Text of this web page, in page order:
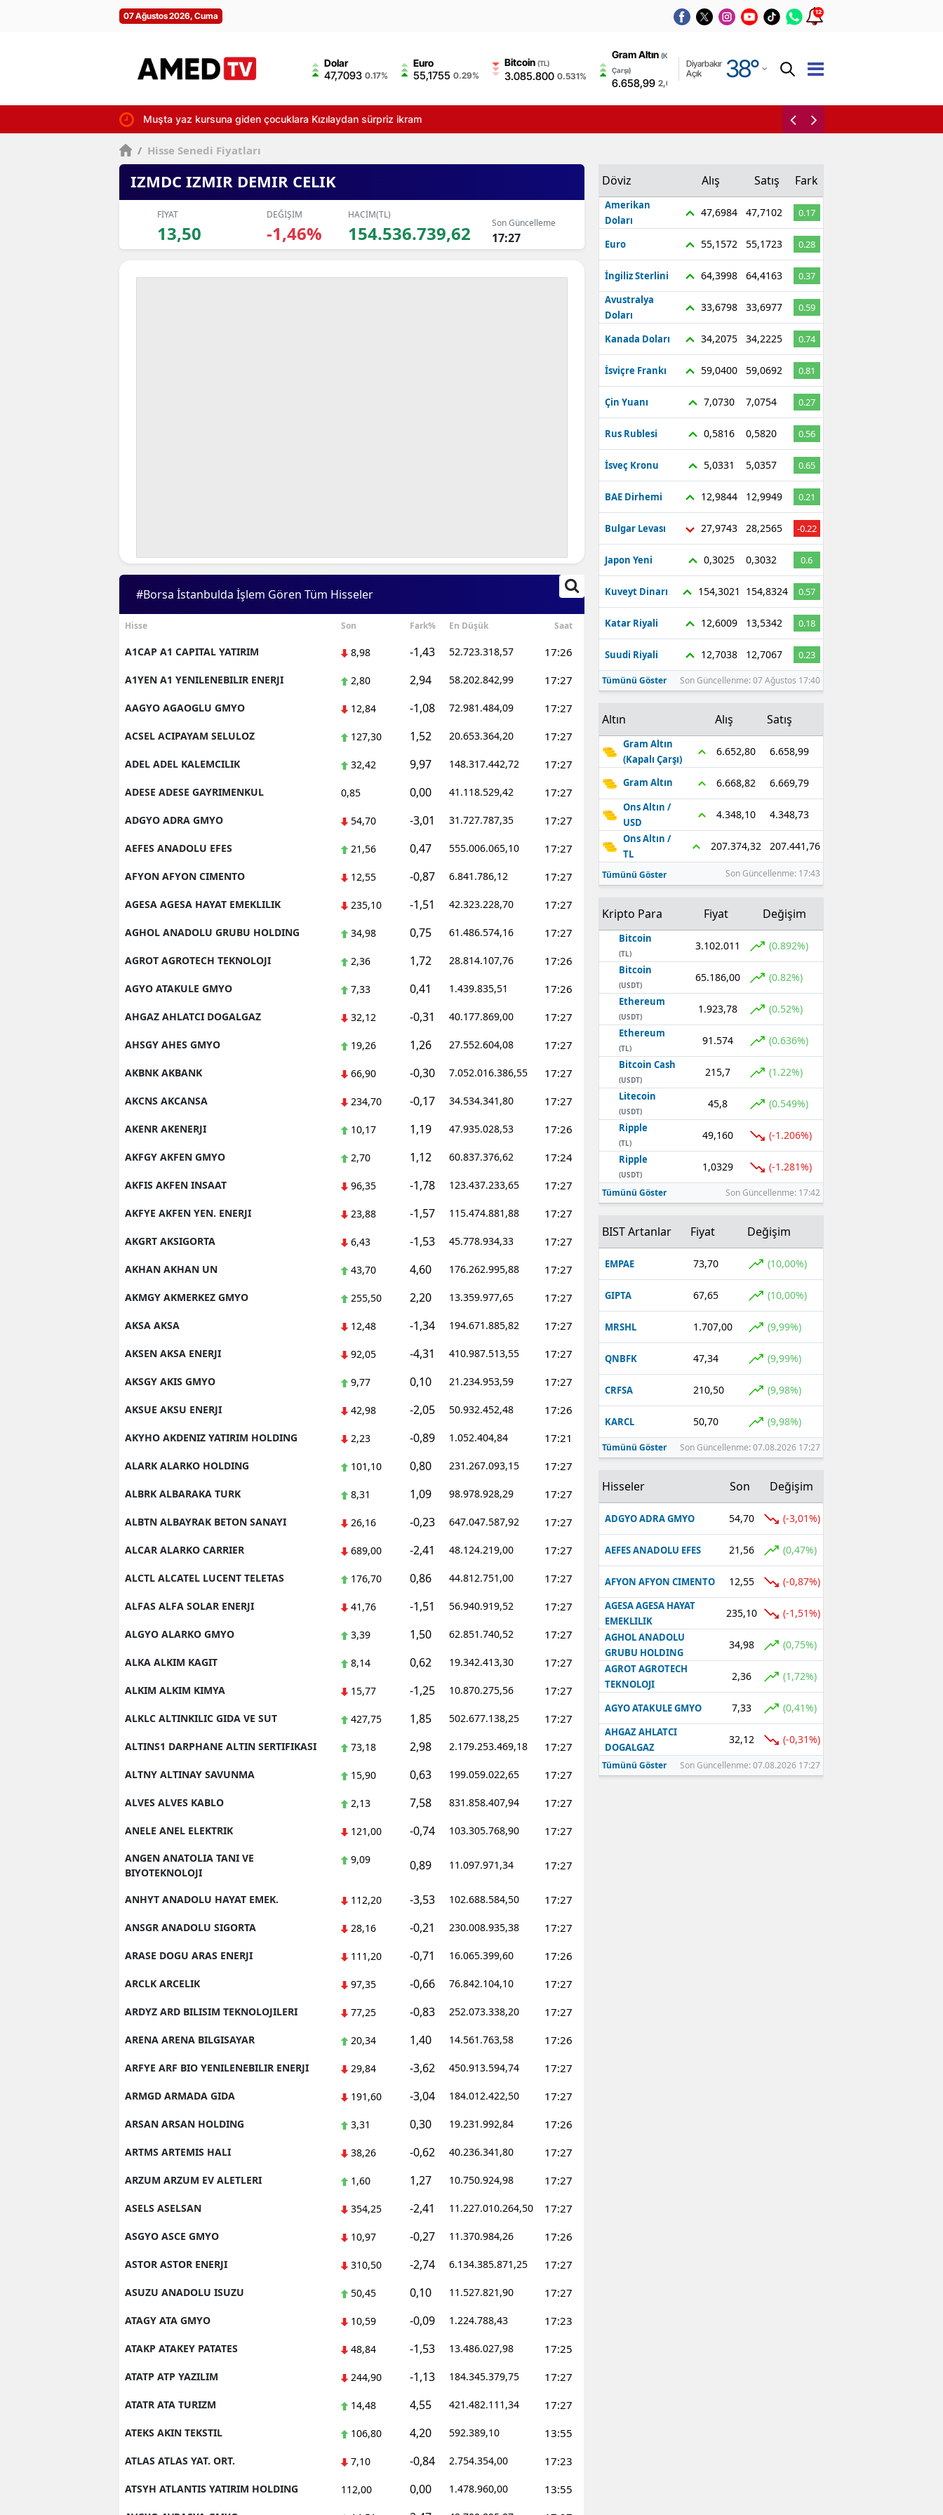
07 Ağustos 2026, Cuma 12
Dolar
47,7093 0.17%
Euro
55,1755 0.29%
Bitcoin (TL)
3.085.800 0.531%
Gram Altın (Kapalı
Çarşı)
6.658,99 2,09%
Diyarbakır
Açık
38°
Adıyaman
Ankara
Antalya
Artvin
Aydın
Balıkesir
Bingöl
Bitlis
Bolu
Bursa
Çanakkale
Çankırı
Çorum
Denizli
Diyarbakır
Elazığ
Erzurum
Eskişehir
Gaziantep
Giresun
Gümüşhane
Hakkari
Isparta
Mersin
İstanbul
Kars
Kastamonu
Kayseri
Kırklareli
Kırşehir
Kocaeli
Kütahya
Malatya
Manisa
Kahramanmaraş
Mardin
Muğla
Muş
Nevşehir
Rize
Sakarya
Samsun
Tekirdağ
Trabzon
Muşta yaz kursuna giden çocuklara Kızılaydan sürpriz ikram
/ Hisse Senedi Fiyatları
IZMDC IZMIR DEMIR CELIK
FİYAT
13,50
DEĞİŞİM
-1,46%
HACİM(TL)
154.536.739,62 Son Güncelleme
17:27
#Borsa İstanbulda İşlem Gören Tüm Hisseler
Hisse Son Fark% En Düşük Saat
A1CAP A1 CAPITAL YATIRIM 8,98 -1,43 52.723.318,57 17:26
A1YEN A1 YENILENEBILIR ENERJI 2,80 2,94 58.202.842,99 17:27
AAGYO AGAOGLU GMYO 12,84 -1,08 72.981.484,09 17:27
ACSEL ACIPAYAM SELULOZ 127,30 1,52 20.653.364,20 17:27
ADEL ADEL KALEMCILIK 32,42 9,97 148.317.442,72 17:27
ADESE ADESE GAYRIMENKUL 0,85 0,00 41.118.529,42 17:27
ADGYO ADRA GMYO 54,70 -3,01 31.727.787,35 17:27
AEFES ANADOLU EFES 21,56 0,47 555.006.065,10 17:27
AFYON AFYON CIMENTO 12,55 -0,87 6.841.786,12 17:27
AGESA AGESA HAYAT EMEKLILIK 235,10 -1,51 42.323.228,70 17:27
AGHOL ANADOLU GRUBU HOLDING 34,98 0,75 61.486.574,16 17:27
AGROT AGROTECH TEKNOLOJI 2,36 1,72 28.814.107,76 17:26
AGYO ATAKULE GMYO 7,33 0,41 1.439.835,51 17:26
AHGAZ AHLATCI DOGALGAZ 32,12 -0,31 40.177.869,00 17:27
AHSGY AHES GMYO 19,26 1,26 27.552.604,08 17:27
AKBNK AKBANK 66,90 -0,30 7.052.016.386,55 17:27
AKCNS AKCANSA 234,70 -0,17 34.534.341,80 17:27
AKENR AKENERJI 10,17 1,19 47.935.028,53 17:26
AKFGY AKFEN GMYO 2,70 1,12 60.837.376,62 17:24
AKFIS AKFEN INSAAT 96,35 -1,78 123.437.233,65 17:27
AKFYE AKFEN YEN. ENERJI 23,88 -1,57 115.474.881,88 17:27
AKGRT AKSIGORTA 6,43 -1,53 45.778.934,33 17:27
AKHAN AKHAN UN 43,70 4,60 176.262.995,88 17:27
AKMGY AKMERKEZ GMYO 255,50 2,20 13.359.977,65 17:27
AKSA AKSA 12,48 -1,34 194.671.885,82 17:27
AKSEN AKSA ENERJI 92,05 -4,31 410.987.513,55 17:27
AKSGY AKIS GMYO 9,77 0,10 21.234.953,59 17:27
AKSUE AKSU ENERJI 42,98 -2,05 50.932.452,48 17:26
AKYHO AKDENIZ YATIRIM HOLDING 2,23 -0,89 1.052.404,84 17:21
ALARK ALARKO HOLDING 101,10 0,80 231.267.093,15 17:27
ALBRK ALBARAKA TURK 8,31 1,09 98.978.928,29 17:27
ALBTN ALBAYRAK BETON SANAYI 26,16 -0,23 647.047.587,92 17:27
ALCAR ALARKO CARRIER 689,00 -2,41 48.124.219,00 17:27
ALCTL ALCATEL LUCENT TELETAS 176,70 0,86 44.812.751,00 17:27
ALFAS ALFA SOLAR ENERJI 41,76 -1,51 56.940.919,52 17:27
ALGYO ALARKO GMYO 3,39 1,50 62.851.740,52 17:27
ALKA ALKIM KAGIT 8,14 0,62 19.342.413,30 17:27
ALKIM ALKIM KIMYA 15,77 -1,25 10.870.275,56 17:27
ALKLC ALTINKILIC GIDA VE SUT 427,75 1,85 502.677.138,25 17:27
ALTINS1 DARPHANE ALTIN SERTIFIKASI 73,18 2,98 2.179.253.469,18 17:27
ALTNY ALTINAY SAVUNMA 15,90 0,63 199.059.022,65 17:27
ALVES ALVES KABLO 2,13 7,58 831.858.407,94 17:27
ANELE ANEL ELEKTRIK 121,00 -0,74 103.305.768,90 17:27
ANGEN ANATOLIA TANI VE
BIYOTEKNOLOJI
9,09 0,89 11.097.971,34 17:27
ANHYT ANADOLU HAYAT EMEK. 112,20 -3,53 102.688.584,50 17:27
ANSGR ANADOLU SIGORTA 28,16 -0,21 230.008.935,38 17:27
ARASE DOGU ARAS ENERJI 111,20 -0,71 16.065.399,60 17:26
ARCLK ARCELIK 97,35 -0,66 76.842.104,10 17:27
ARDYZ ARD BILISIM TEKNOLOJILERI 77,25 -0,83 252.073.338,20 17:27
ARENA ARENA BILGISAYAR 20,34 1,40 14.561.763,58 17:26
ARFYE ARF BIO YENILENEBILIR ENERJI 29,84 -3,62 450.913.594,74 17:27
ARMGD ARMADA GIDA 191,60 -3,04 184.012.422,50 17:27
ARSAN ARSAN HOLDING 3,31 0,30 19.231.992,84 17:26
ARTMS ARTEMIS HALI 38,26 -0,62 40.236.341,80 17:27
ARZUM ARZUM EV ALETLERI 1,60 1,27 10.750.924,98 17:27
ASELS ASELSAN 354,25 -2,41 11.227.010.264,50 17:27
ASGYO ASCE GMYO 10,97 -0,27 11.370.984,26 17:26
ASTOR ASTOR ENERJI 310,50 -2,74 6.134.385.871,25 17:27
ASUZU ANADOLU ISUZU 50,45 0,10 11.527.821,90 17:27
ATAGY ATA GMYO 10,59 -0,09 1.224.788,43 17:23
ATAKP ATAKEY PATATES 48,84 -1,53 13.486.027,98 17:25
ATATP ATP YAZILIM 244,90 -1,13 184.345.379,75 17:27
ATATR ATA TURIZM 14,48 4,55 421.482.111,34 17:27
ATEKS AKIN TEKSTIL 106,80 4,20 592.389,10 13:55
ATLAS ATLAS YAT. ORT. 7,10 -0,84 2.754.354,00 17:23
ATSYH ATLANTIS YATIRIM HOLDING 112,00 0,00 1.478.960,00 13:55
Döviz Alış Satış Fark
Amerikan
Doları
47,6984 47,7102 0.17
Euro 55,1572 55,1723 0.28
İngiliz Sterlini 64,3998 64,4163
0.37
Avustralya
Doları
33,6798 33,6977 0.59
Kanada Doları 34,2075 34,2225 0.74
İsviçre Frankı 59,0400 59,0692 0.81
Çin Yuanı 7,0730 7,0754 0.27
Rus Rublesi 0,5816 0,5820 0.56
İsveç Kronu 5,0331 5,0357 0.65
BAE Dirhemi 12,9844 12,9949 0.21
Bulgar Levası 27,9743 28,2565 -0.22
Japon Yeni 0,3025 0,3032 0.6
Kuveyt Dinarı 154,3021 154,8324 0.57
Katar Riyali 12,6009 13,5342 0.18
Suudi Riyali 12,7038 12,7067 0.23
Tümünü Göster Son Güncellenme: 07 Ağustos 17:40
Altın Alış Satış
Gram Altın
(Kapalı Çarşı)
6.652,80 6.658,99
Gram Altın 6.668,82 6.669,79
Ons Altın /
USD
4.348,10 4.348,73
Ons Altın /
TL
207.374,32 207.441,76
Tümünü Göster Son Güncellenme: 17:43
Kripto Para Fiyat Değişim
Bitcoin
(TL)
3.102.011 (0.892%)
Bitcoin
(USDT)
65.186,00 (0.82%)
Ethereum
(USDT)
1.923,78 (0.52%)
Ethereum
(TL)
91.574 (0.636%)
Bitcoin Cash
(USDT)
215,7 (1.22%)
Litecoin
(USDT)
45,8 (0.549%)
Ripple
(TL)
49,160 (-1.206%)
Ripple
(USDT)
1,0329 (-1.281%)
Tümünü Göster Son Güncellenme: 17:42
BIST Artanlar Fiyat Değişim
EMPAE 73,70 (10,00%)
GIPTA 67,65 (10,00%)
MRSHL 1.707,00 (9,99%)
QNBFK 47,34 (9,99%)
CRFSA 210,50 (9,98%)
KARCL 50,70 (9,98%)
Tümünü Göster Son Güncellenme: 07.08.2026 17:27
Hisseler Son Değişim
ADGYO ADRA GMYO 54,70 (-3,01%)
AEFES ANADOLU EFES 21,56 (0,47%)
AFYON AFYON CIMENTO 12,55 (-0,87%)
AGESA AGESA HAYAT
EMEKLILIK
235,10 (-1,51%)
AGHOL ANADOLU
GRUBU HOLDING
34,98 (0,75%)
AGROT AGROTECH
TEKNOLOJI
2,36 (1,72%)
AGYO ATAKULE GMYO 7,33 (0,41%)
AHGAZ AHLATCI
DOGALGAZ
32,12 (-0,31%)
Tümünü Göster Son Güncellenme: 07.08.2026 17:27